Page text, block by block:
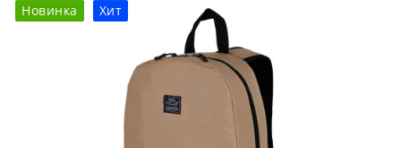
Новинка Хит